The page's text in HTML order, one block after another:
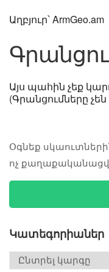
Աղբյուր՝ ArmGeo.am
Այս պահին չեք
(Գրանցումները
Օգնեք
ոչ
Կատեգորիաներ